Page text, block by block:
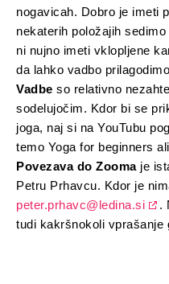
nogavicah. Dobro je imeti
nekaterih položajih
ni nujno imeti vklopljene
da lahko vadbo
Vadbe so relativno
sodelujočim. Kdor bi se
joga, naj si na YouTubu
temo Yoga for beginners
Povezava do Zooma je
Petru Prhavcu. Kdor je
peter.prhavc@ledina.si
.
tudi kakršnokoli vprašanje